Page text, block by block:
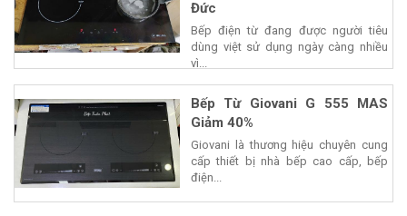
Đức
Bếp điện từ đang được người tiêu
dùng việt sử dụng ngày càng nhiều
vì...
Bếp Từ Giovani G 555 MAS
Giảm 40%
Giovani là thương hiệu chuyên cung
cấp thiết bị nhà bếp cao cấp, bếp
điện...